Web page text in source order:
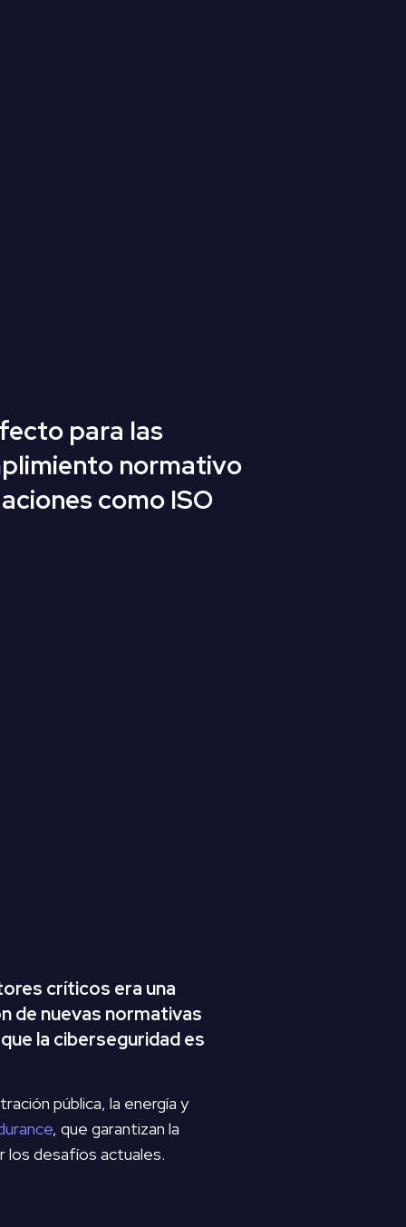
para las
normativo
como ISO
críticos era una
de nuevas normativas
la ciberseguridad es
pública, la energía y
, que garantizan la
los desafíos actuales.